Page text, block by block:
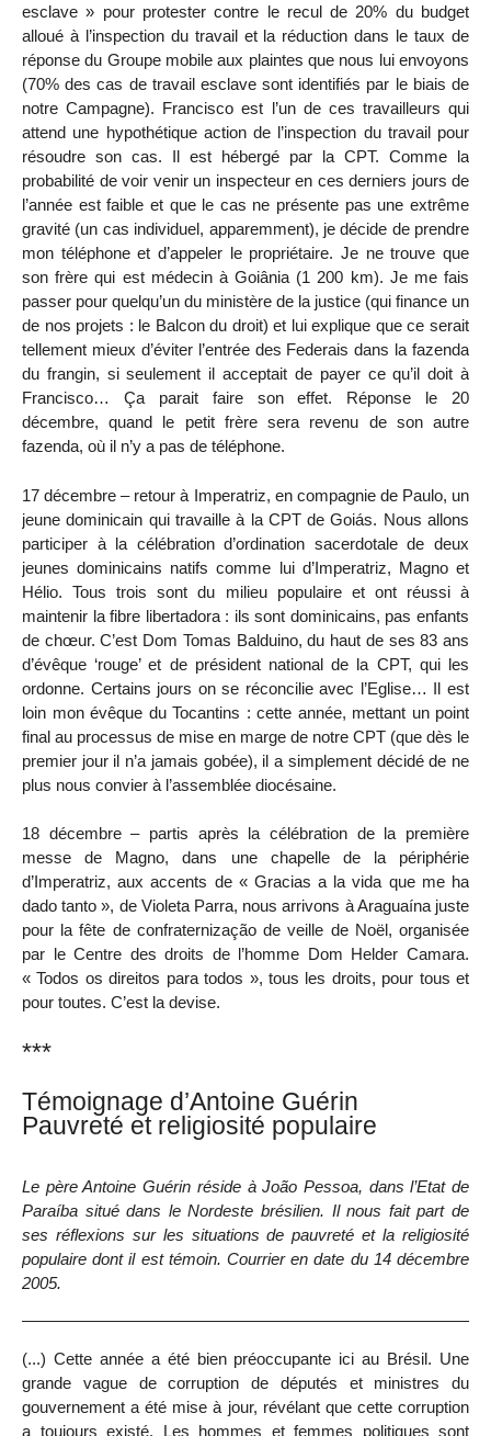
esclave » pour protester contre le recul de 20% du budget
alloué à l’inspection du travail et la réduction dans le taux de
réponse du Groupe mobile aux plaintes que nous lui envoyons
(70% des cas de travail esclave sont identifiés par le biais de
notre Campagne). Francisco est l’un de ces travailleurs qui
attend une hypothétique action de l’inspection du travail pour
résoudre son cas. Il est hébergé par la CPT. Comme la
probabilité de voir venir un inspecteur en ces derniers jours de
l’année est faible et que le cas ne présente pas une extrême
gravité (un cas individuel, apparemment), je décide de prendre
mon téléphone et d’appeler le propriétaire. Je ne trouve que
son frère qui est médecin à Goiânia (1 200 km). Je me fais
passer pour quelqu’un du ministère de la justice (qui finance un
de nos projets : le Balcon du droit) et lui explique que ce serait
tellement mieux d’éviter l’entrée des Federais dans la fazenda
du frangin, si seulement il acceptait de payer ce qu’il doit à
Francisco… Ça parait faire son effet. Réponse le 20
décembre, quand le petit frère sera revenu de son autre
fazenda, où il n’y a pas de téléphone.
17 décembre – retour à Imperatriz, en compagnie de Paulo, un
jeune dominicain qui travaille à la CPT de Goiás. Nous allons
participer à la célébration d’ordination sacerdotale de deux
jeunes dominicains natifs comme lui d’Imperatriz, Magno et
Hélio. Tous trois sont du milieu populaire et ont réussi à
maintenir la fibre libertadora : ils sont dominicains, pas enfants
de chœur. C’est Dom Tomas Balduino, du haut de ses 83 ans
d’évêque ‘rouge’ et de président national de la CPT, qui les
ordonne. Certains jours on se réconcilie avec l’Eglise… Il est
loin mon évêque du Tocantins : cette année, mettant un point
final au processus de mise en marge de notre CPT (que dès le
premier jour il n’a jamais gobée), il a simplement décidé de ne
plus nous convier à l’assemblée diocésaine.
18 décembre – partis après la célébration de la première
messe de Magno, dans une chapelle de la périphérie
d’Imperatriz, aux accents de « Gracias a la vida que me ha
dado tanto », de Violeta Parra, nous arrivons à Araguaína juste
pour la fête de confraternização de veille de Noël, organisée
par le Centre des droits de l’homme Dom Helder Camara.
« Todos os direitos para todos », tous les droits, pour tous et
pour toutes. C’est la devise.
***
Témoignage d’Antoine Guérin
Pauvreté et religiosité populaire
Le père Antoine Guérin réside à João Pessoa, dans l’Etat de
Paraíba situé dans le Nordeste brésilien. Il nous fait part de
ses réflexions sur les situations de pauvreté et la religiosité
populaire dont il est témoin. Courrier en date du 14 décembre
2005.
(...) Cette année a été bien préoccupante ici au Brésil. Une
grande vague de corruption de députés et ministres du
gouvernement a été mise à jour, révélant que cette corruption
a toujours existé. Les hommes et femmes politiques sont